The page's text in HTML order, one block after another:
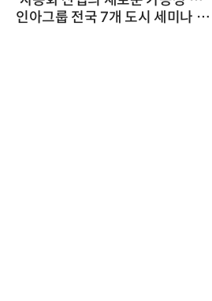
인아그룹 전국 7개 도시 세미나 페